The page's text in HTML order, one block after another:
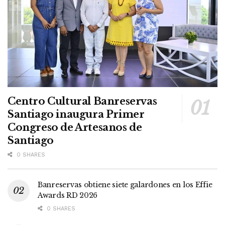
Centro Cultural Banreservas
Santiago inaugura Primer
Congreso de Artesanos de
Santiago
0 SHARES
Banreservas obtiene siete galardones en los Effie
Awards RD 2026
0 SHARES